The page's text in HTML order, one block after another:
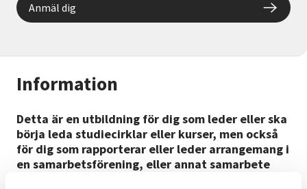
Information
Detta är en utbildning för dig som leder eller ska
börja leda studiecirklar eller kurser, men också
för dig som rapporterar eller leder arrangemang i
en samarbetsförening, eller annat samarbete
Anmäl dig